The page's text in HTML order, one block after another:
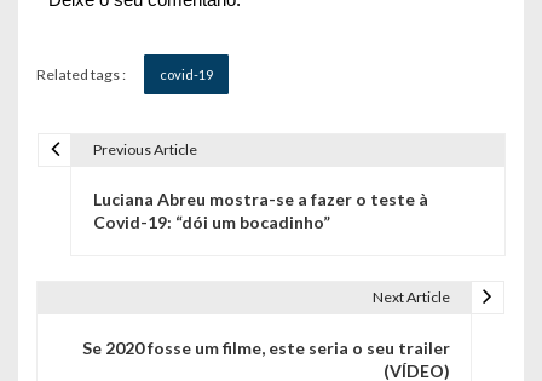
Related tags : covid-19
Previous Article
Luciana Abreu mostra-se a fazer o teste à
Covid-19: “dói um bocadinho”
Next Article
Se 2020 fosse um filme, este seria o seu trailer
(VÍDEO)